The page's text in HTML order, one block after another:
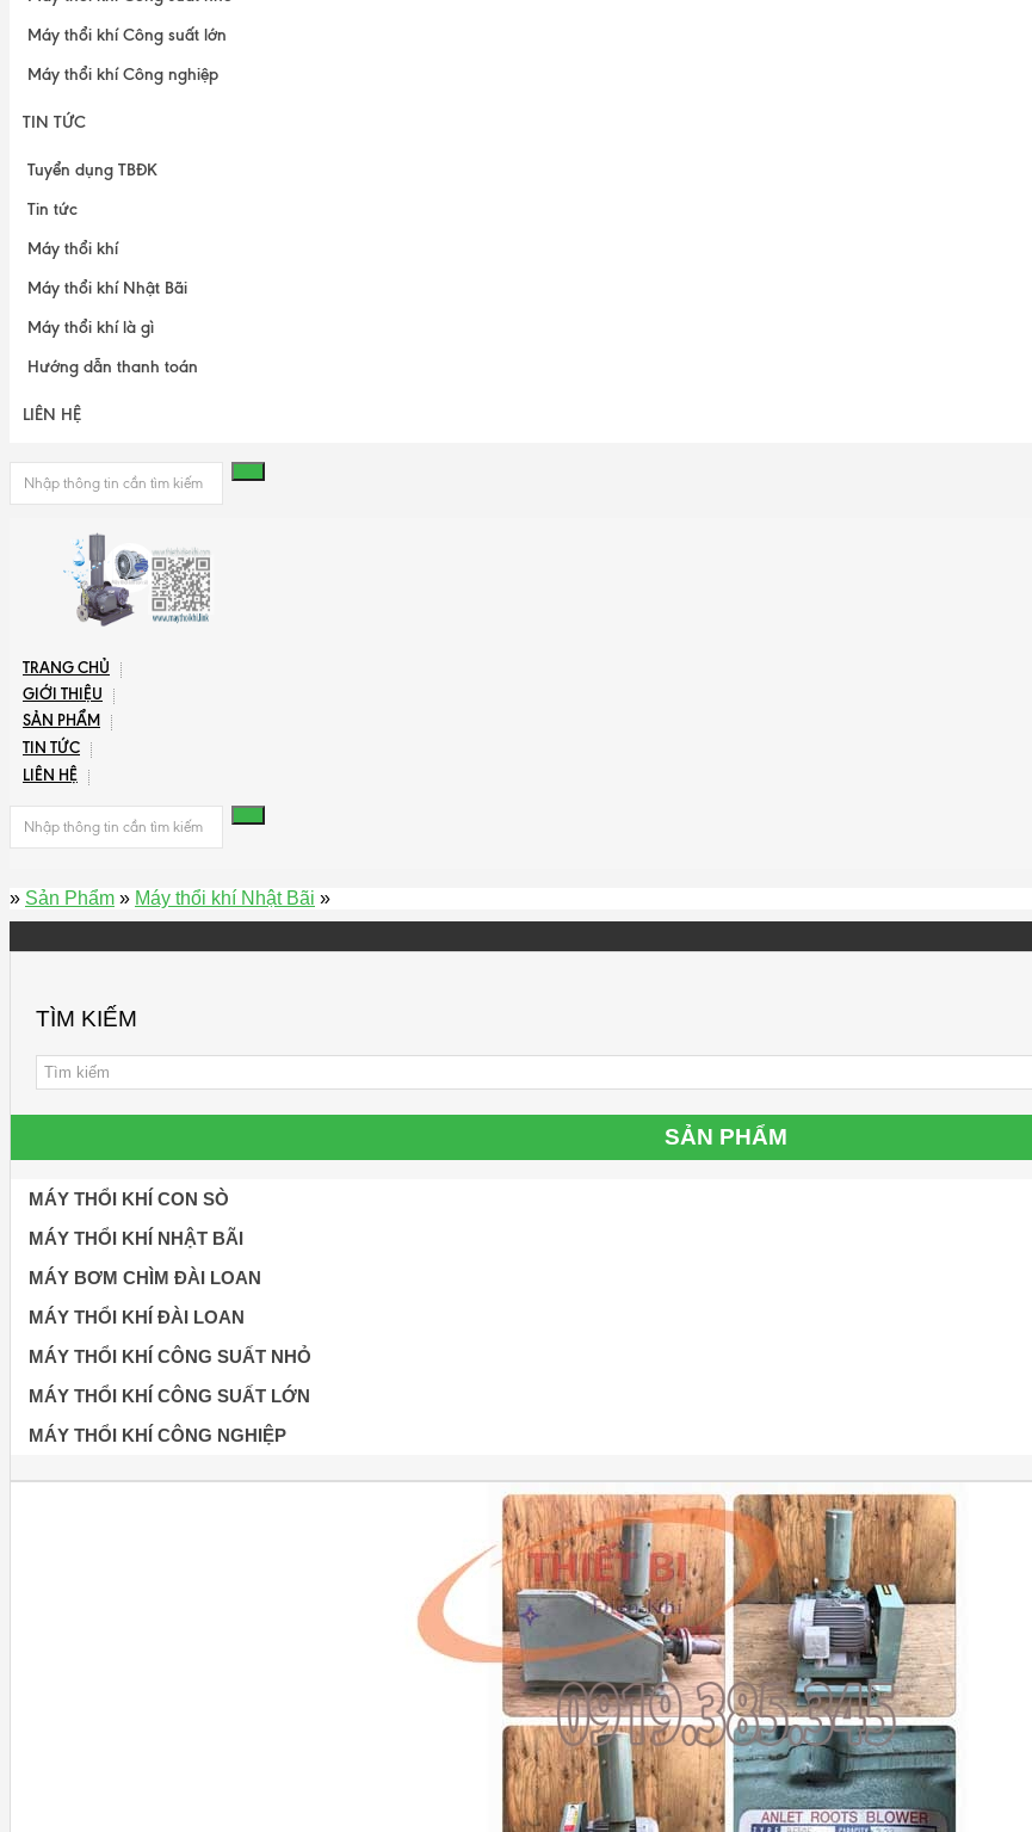
Máy thổi khí Công suất lớn
Máy thổi khí Công nghiệp
TIN TỨC
Tuyển dụng TBĐK
Tin tức
Máy thổi khí
Máy thổi khí Nhật Bãi
Máy thổi khí là gì
Hướng dẫn thanh toán
LIÊN HỆ
TRANG CHỦ
GIỚI THIỆU
SẢN PHẨM
TIN TỨC
LIÊN HỆ
» Sản Phẩm » Máy thổi khí Nhật Bãi »
TÌM KIẾM
SẢN PHẨM
MÁY THỔI KHÍ CON SÒ
MÁY THỔI KHÍ NHẬT BÃI
MÁY BƠM CHÌM ĐÀI LOAN
MÁY THỔI KHÍ ĐÀI LOAN
MÁY THỔI KHÍ CÔNG SUẤT NHỎ
MÁY THỔI KHÍ CÔNG SUẤT LỚN
MÁY THỔI KHÍ CÔNG NGHIỆP